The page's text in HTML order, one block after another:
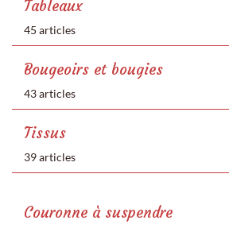
Tableaux
45 articles
Bougeoirs et bougies
43 articles
Tissus
39 articles
Couronne à suspendre